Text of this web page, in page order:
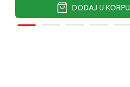
DODAJ U KORPU